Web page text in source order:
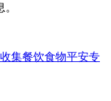
集餐饮食物平安专